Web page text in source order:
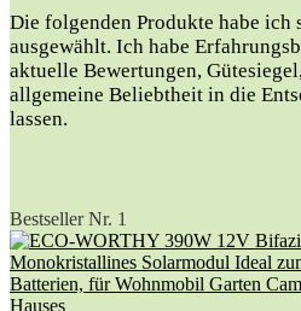
Die folgenden Produkte⁣ habe‌
ausgewählt. Ich​ habe
aktuelle Bewertungen,
allgemeine Beliebtheit ‌in⁣ die
lassen.
Bestseller Nr. 1